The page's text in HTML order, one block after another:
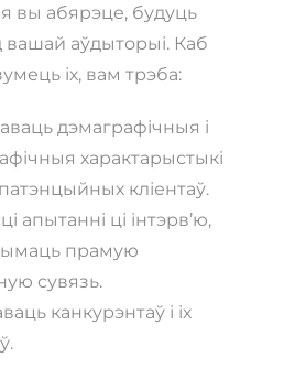
вы абярэце, будуць
вашай аўдыторыі. Каб
іх, вам трэба:
дэмаграфічныя і
характарыстыкі
кліентаў.
апытанні ці інтэрв’ю,
прамую
сувязь.
канкурэнтаў і іх